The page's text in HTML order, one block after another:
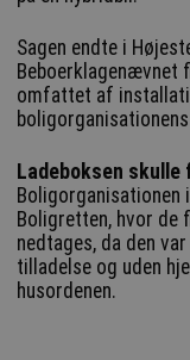
Sagen endte i
Beboerklagenævnet
omfattet af
Ladeboksen skulle
Boligretten, hvor de
nedtages, da den
tilladelse og uden
husordenen.